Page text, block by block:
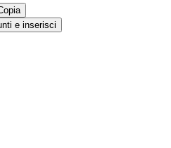
e inserisci